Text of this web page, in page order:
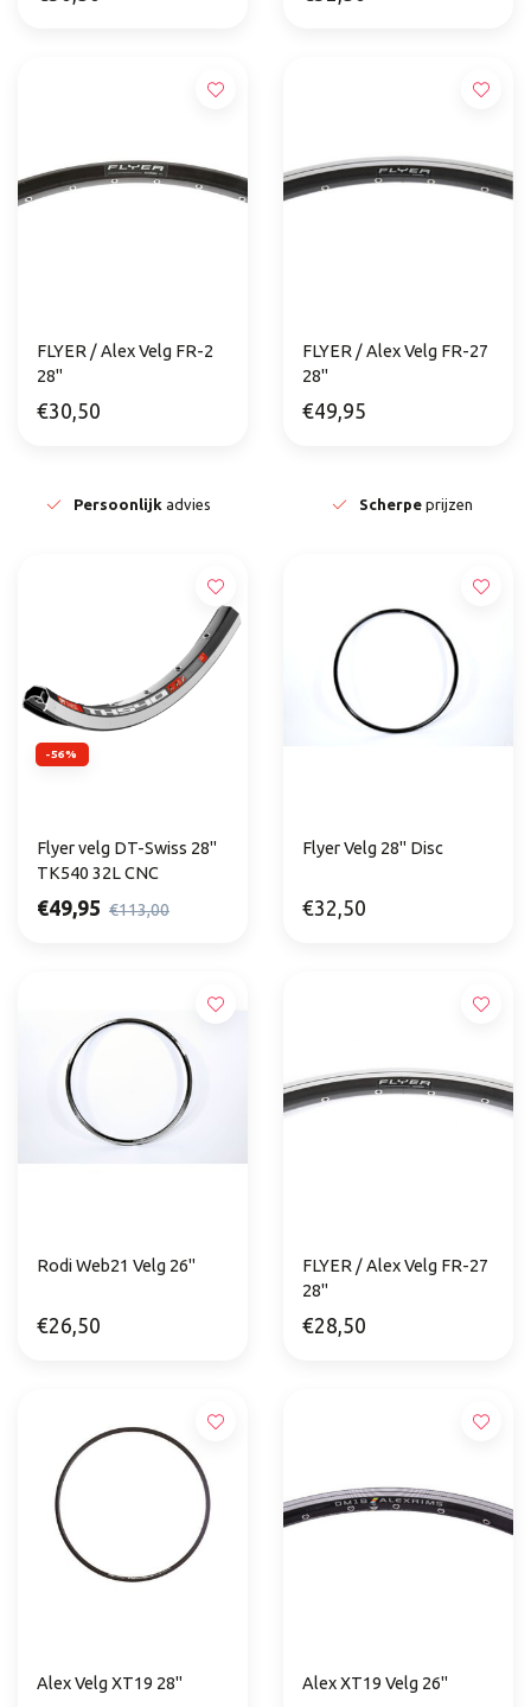
FLYER / Alex Velg FR-2
28"
€30,50
FLYER / Alex Velg FR-27
28"
€49,95
Persoonlijkadvies Scherpe prijzen
-56%
Flyer velg DT-Swiss 28"
TK540 32L CNC
€49,95 €113,00
Flyer Velg 28" Disc
€32,50
Rodi Web21 Velg 26"
€26,50
FLYER / Alex Velg FR-27
28"
€28,50
Alex Velg XT19 28" Alex XT19 Velg 26"